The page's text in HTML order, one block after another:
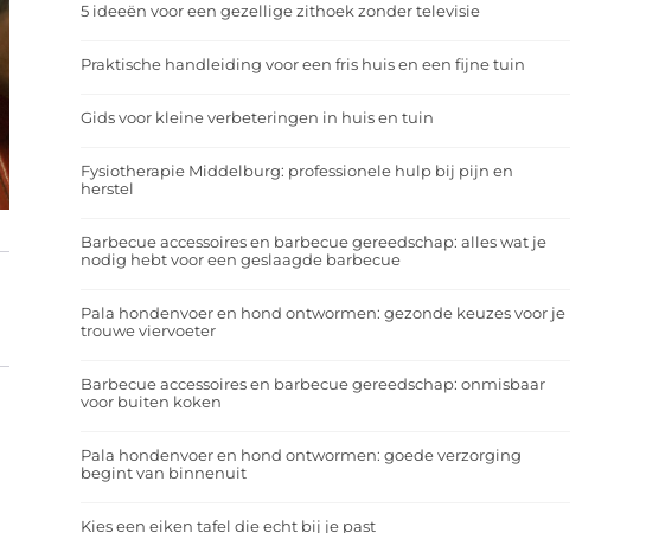
5 ideeën voor een gezellige zithoek zonder televisie
Praktische handleiding voor een fris huis en een fijne tuin
Gids voor kleine verbeteringen in huis en tuin
Fysiotherapie Middelburg: professionele hulp bij pijn en
herstel
Barbecue accessoires en barbecue gereedschap: alles wat je
nodig hebt voor een geslaagde barbecue
Pala hondenvoer en hond ontwormen: gezonde keuzes voor je
trouwe viervoeter
Barbecue accessoires en barbecue gereedschap: onmisbaar
voor buiten koken
Pala hondenvoer en hond ontwormen: goede verzorging
begint van binnenuit
Kies een eiken tafel die echt bij je past